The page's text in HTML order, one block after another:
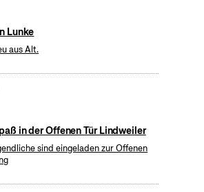
Lunke
aus Alt.
in der Offenen Tür Lindweiler
sind eingeladen zur Offenen